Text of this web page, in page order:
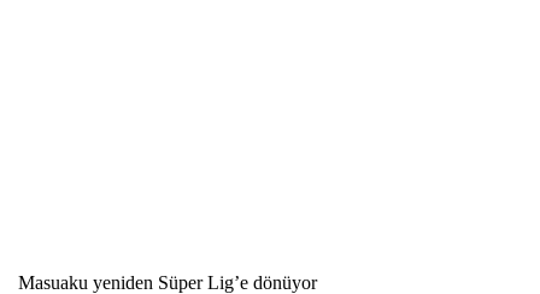
Masuaku yeniden Süper Lig’e dönüyor